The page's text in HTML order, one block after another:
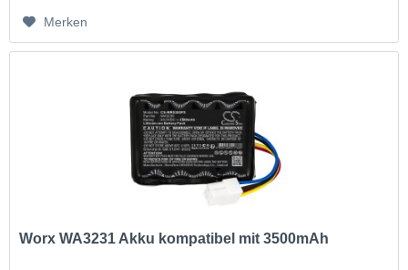
Merken
Worx WA3231 Akku kompatibel mit 3500mAh